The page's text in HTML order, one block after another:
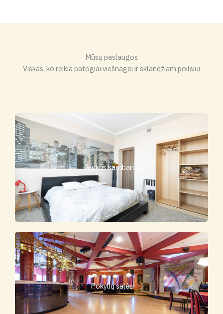
Mūsų paslaugos
Viskas, ko reikia patogiai viešnagei ir sklandžiam poilsiui
Jaukūs kambariai
Pokylių salės